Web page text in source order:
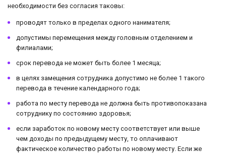
необходимости без согласия таковы:
проводят только в пределах одного нанимателя;
допустимы перемещения между головным отделением и
филиалами;
срок перевода не может быть более 1 месяца;
в целях замещения сотрудника допустимо не более 1 такого
перевода в течение календарного года;
работа по месту перевода не должна быть противопоказана
сотруднику по состоянию здоровья;
если заработок по новому месту соответствует или выше
чем доходы по предыдущему месту, то оплачивают
фактическое количество работы по новому месту. Если же